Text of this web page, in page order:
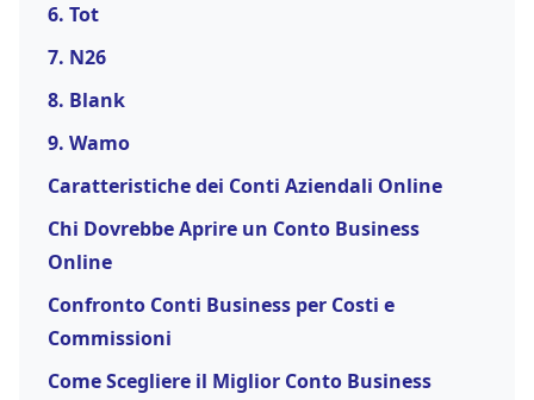
6. Tot
7. N26
8. Blank
9. Wamo
Caratteristiche dei Conti Aziendali Online
Chi Dovrebbe Aprire un Conto Business
Online
Confronto Conti Business per Costi e
Commissioni
Come Scegliere il Miglior Conto Business